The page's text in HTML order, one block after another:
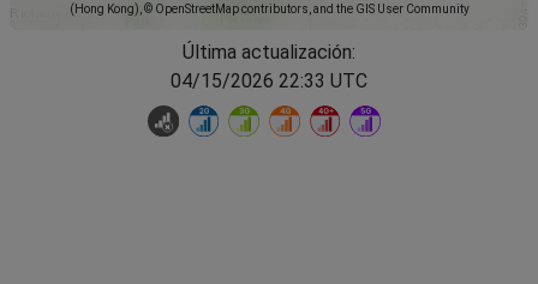
(Hong Kong), © OpenStreetMap contributors, and the GIS User Community
Última actualización:
04/15/2026 22:33 UTC